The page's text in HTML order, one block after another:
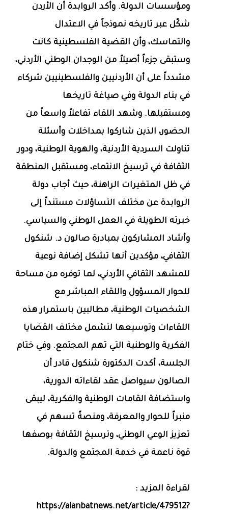
ومؤسسات الدولة. وأكد الروابدة أن الأردن
شكّل عبر تاريخه نموذجاً في الاعتدال
والتماسك، وأن القضية الفلسطينية كانت
وستبقى جزءاً أصيلاً من الوجدان الوطني الأردني،
مشدداً على أن الأردنيين والفلسطينيين شركاء
في بناء الدولة وفي صياغة تاريخها
ومستقبلها. وشهد اللقاء تفاعلاً واسعاً من
الحضور، الذين شاركوا بمداخلات وأسئلة
تناولت السردية الأردنية، والهوية الوطنية، ودور
الثقافة في ترسيخ الانتماء، ومستقبل المنطقة
في ظل المتغيرات الراهنة، حيث أجاب دولة
الروابدة عن مختلف التساؤلات مستنداً إلى
خبرته الطويلة في العمل الوطني والسياسي.
وأشاد المشاركون بمبادرة صالون د. شنكول
الثقافي، مؤكدين أنها تشكل إضافة نوعية
للمشهد الثقافي الأردني، لما توفره من مساحة
للحوار المسؤول واللقاء المباشر مع
الشخصيات الوطنية، مطالبين باستمرار هذه
اللقاءات وتوسيعها لتشمل مختلف القضايا
الفكرية والوطنية التي تهم المجتمع. وفي ختام
الجلسة، أكدت الدكتورة شنكول قادر أن
الصالون سيواصل عقد لقاءاته الدورية،
واستضافة القامات الوطنية والفكرية، ليبقى
منبراً للحوار والمعرفة، ومنصةً تسهم في
تعزيز الوعي الوطني، وترسيخ الثقافة بوصفها
قوة ناعمة في خدمة المجتمع والدولة.
لقراءة المزيد :
https://alanbatnews.net/article/479512?